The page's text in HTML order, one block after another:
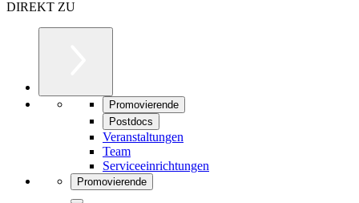
DIREKT ZU
Promovierende
Postdocs
Veranstaltungen
Team
Serviceeinrichtungen
Promovierende